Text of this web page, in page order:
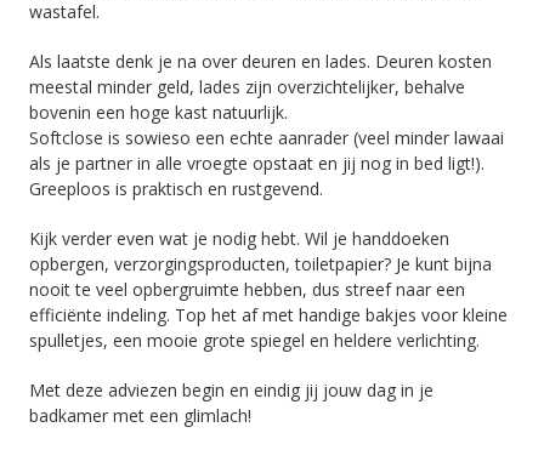
wastafel.
Als laatste denk je na over deuren en lades. Deuren kosten
meestal minder geld, lades zijn overzichtelijker, behalve
bovenin een hoge kast natuurlijk.
Softclose is sowieso een echte aanrader (veel minder lawaai
als je partner in alle vroegte opstaat en jij nog in bed ligt!).
Greeploos is praktisch en rustgevend.
Kijk verder even wat je nodig hebt. Wil je handdoeken
opbergen, verzorgingsproducten, toiletpapier? Je kunt bijna
nooit te veel opbergruimte hebben, dus streef naar een
efficiënte indeling. Top het af met handige bakjes voor kleine
spulletjes, een mooie grote spiegel en heldere verlichting.
Met deze adviezen begin en eindig jij jouw dag in je
badkamer met een glimlach!